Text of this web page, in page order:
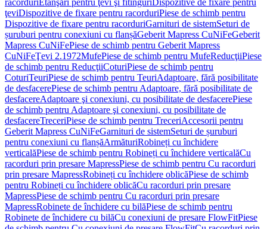
racorduriEtanşări pentru ţevi şi fitinguriDispozitive de fixare pentru
ţeviDispozitive de fixare pentru racorduriPiese de schimb pentru
Dispozitive de fixare pentru racorduriGarnituri de sistemSeturi de
șuruburi pentru conexiuni cu flanșăGeberit Mapress CuNiFeGeberit
Mapress CuNiFePiese de schimb pentru Geberit Mapress
CuNiFeŢevi 2.1972MufePiese de schimb pentru MufeReducţiiPiese
de schimb pentru ReducţiiCoturiPiese de schimb pentru
CoturiTeuriPiese de schimb pentru TeuriAdaptoare, fără posibilitate
de desfacerePiese de schimb pentru Adaptoare, fără posibilitate de
desfacereAdaptoare şi conexiuni, cu posibilitate de desfacerePiese
de schimb pentru Adaptoare şi conexiuni, cu posibilitate de
desfacereTreceriPiese de schimb pentru TreceriAccesorii pentru
Geberit Mapress CuNiFeGarnituri de sistemSeturi de șuruburi
pentru conexiuni cu flanșăArmăturiRobineți cu închidere
verticalăPiese de schimb pentru Robineți cu închidere verticalăCu
racorduri prin presare MapressPiese de schimb pentru Cu racorduri
prin presare MapressRobineți cu închidere oblicăPiese de schimb
pentru Robineți cu închidere oblicăCu racorduri prin presare
MapressPiese de schimb pentru Cu racorduri prin presare
MapressRobinete de închidere cu bilăPiese de schimb pentru
Robinete de închidere cu bilăCu conexiuni de presare FlowFitPiese